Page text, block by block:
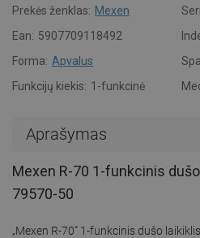
Prekės ženklas: Mexen
Ean: 5907709118492
Forma: Apvalus
Funkcijų kiekis: 1-funkcinė
Aprašymas
Mexen R-70 1-funkcinis
79570-50
„Mexen R-70“ 1-funkcinis dušo